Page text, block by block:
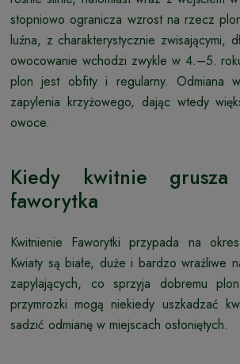
stopniowo ogranicza wzrost na rzecz
luźna, z charakterystycznie zwisającymi,
owocowanie wchodzi zwykle w 4.–5.
plon jest obfity i regularny. Odmiana
zapylenia krzyżowego, dając wtedy
owoce.
Kiedy kwitnie
faworytka
Kwitnienie Faworytki przypada na
Kwiaty są białe, duże i bardzo wrażliwe
zapylających, co sprzyja dobremu
przymrozki mogą niekiedy uszkadzać
sadzić odmianę w miejscach osłoniętych.